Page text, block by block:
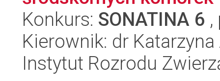
Konkurs: SONATINA 6
Kierownik: dr
Instytut Rozrodu